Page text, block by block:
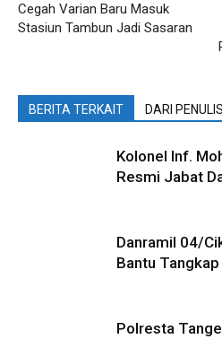
Cegah Varian Baru Masuk
Stasiun Tambun Jadi Sasaran
BERITA TERKAIT DARI PENULIS
Kolonel Inf.
Resmi Jabat
Danramil 04/
Bantu
Polresta